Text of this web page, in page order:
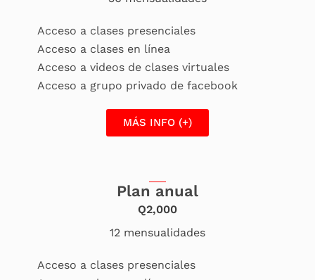
Acceso a clases presenciales
Acceso a clases en línea
Acceso a videos de clases virtuales
Acceso a grupo privado de facebook
MÁS INFO (+)
Plan anual
Q2,000
12 mensualidades
Acceso a clases presenciales